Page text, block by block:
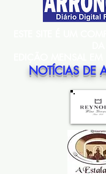
NOTÍCIAS DE